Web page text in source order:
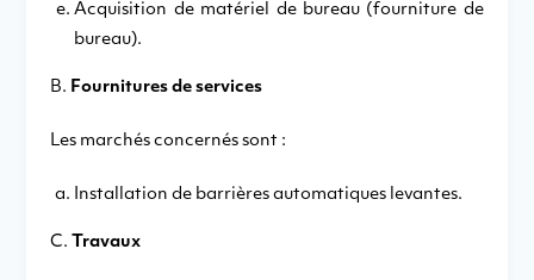
Acquisition de matériel de bureau (fourniture de
bureau).
B. Fournitures de services
Les marchés concernés sont :
Installation de barrières automatiques levantes.
C. Travaux